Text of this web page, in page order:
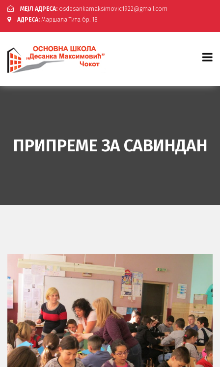
МЕЈЛ АДРЕСА: osdesankamaksimovic1922@gmail.com
АДРЕСА: Маршала Тита бр. 18
ПРИПРЕМЕ ЗА САВИНДАН